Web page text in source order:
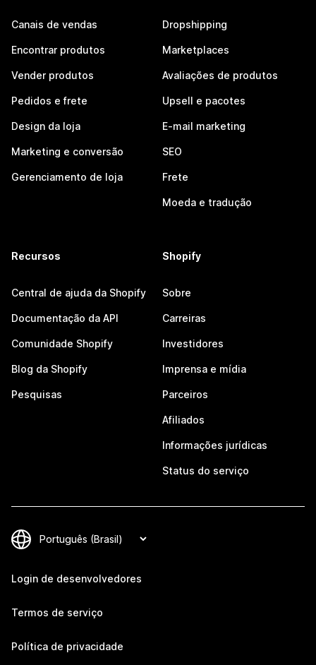
Canais de vendas
Encontrar produtos
Vender produtos
Pedidos e frete
Design da loja
Marketing e conversão
Gerenciamento de loja
Dropshipping
Marketplaces
Avaliações de produtos
Upsell e pacotes
E-mail marketing
SEO
Frete
Moeda e tradução
Recursos
Central de ajuda da Shopify
Documentação da API
Comunidade Shopify
Blog da Shopify
Pesquisas
Shopify
Sobre
Carreiras
Investidores
Imprensa e mídia
Parceiros
Afiliados
Informações jurídicas
Status do serviço
Login de desenvolvedores
Termos de serviço
Política de privacidade